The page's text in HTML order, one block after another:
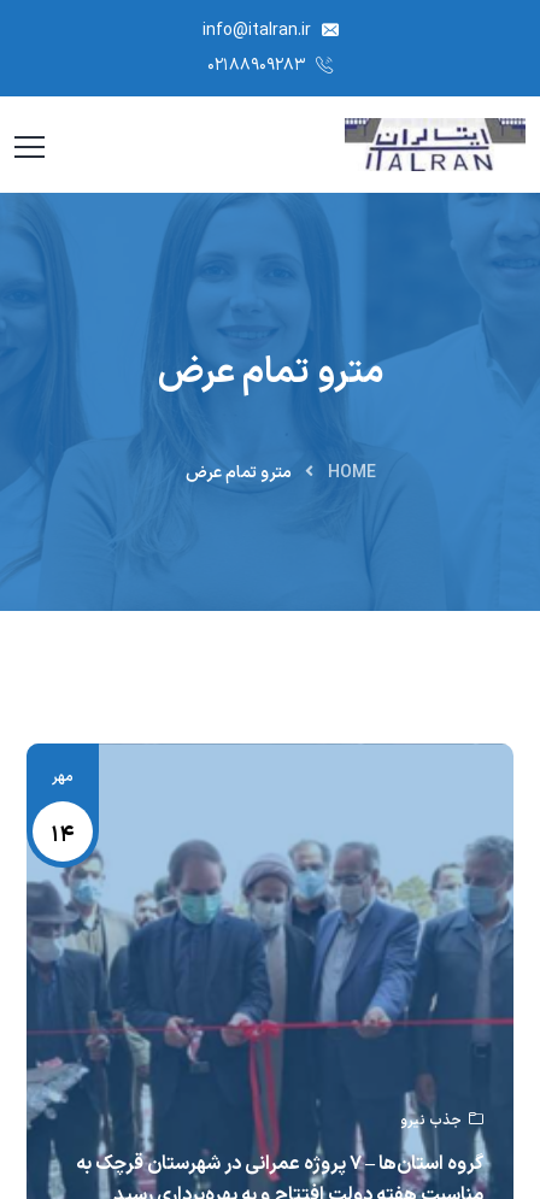
info@italran.ir
مترو تمام عرض
HOME مترو تمام عرض
مهر
۱۴
جذب نیرو
گروه استان‌ها – ۷ پروژه عمرانی در شهرستان قرچک به